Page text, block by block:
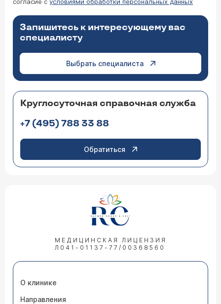
Запишитесь к интересующему вас
специалисту
Выбрать специалиста
Круглосуточная справочная служба
+7 (495) 788 33 88
Обратиться
МЕДИЦИНСКАЯ ЛИЦЕНЗИЯ
Л041-01137-77/00368560
О клинике
Направления